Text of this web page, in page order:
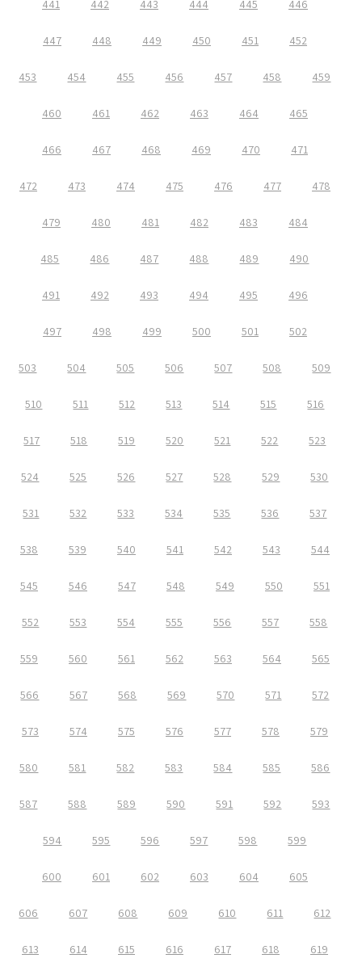
441 442 443 444 445 446
447 448 449 450 451 452
453 454 455 456 457 458 459
460 461 462 463 464 465
466 467 468 469 470 471
472 473 474 475 476 477 478
479 480 481 482 483 484
485 486 487 488 489 490
491 492 493 494 495 496
497 498 499 500 501 502
503 504 505 506 507 508 509
510 511 512 513 514 515 516
517 518 519 520 521 522 523
524 525 526 527 528 529 530
531 532 533 534 535 536 537
538 539 540 541 542 543 544
545 546 547 548 549 550 551
552 553 554 555 556 557 558
559 560 561 562 563 564 565
566 567 568 569 570 571 572
573 574 575 576 577 578 579
580 581 582 583 584 585 586
587 588 589 590 591 592 593
594 595 596 597 598 599
600 601 602 603 604 605
606 607 608 609 610 611 612
613 614 615 616 617 618 619